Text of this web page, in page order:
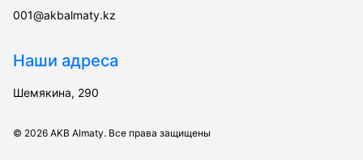
001@akbalmaty.kz
Наши адреса
Шемякина, 290
© 2026 AKB Almaty. Все права защищены